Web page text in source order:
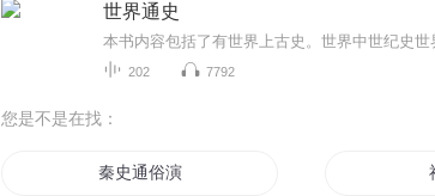
世界通史
本书内容包括了有世界上古史。世界中世纪史
202 7792
您是不是在找：
秦史通俗演义